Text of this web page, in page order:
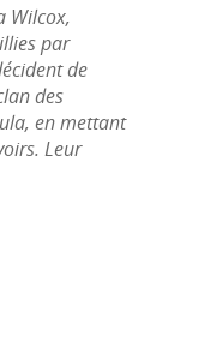
Wilcox,
par
de
des
en mettant
Leur